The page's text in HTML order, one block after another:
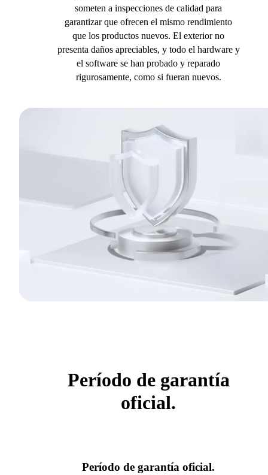
someten a inspecciones de calidad para
garantizar que ofrecen el mismo rendimiento
que los productos nuevos. El exterior no
presenta daños apreciables, y todo el hardware y
el software se han probado y reparado
rigurosamente, como si fueran nuevos.
Período de garantía
oficial.
Período de garantía oficial.